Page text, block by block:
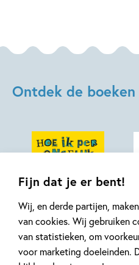
Fijn dat je er bent!
Wij, en derde partijen,
van cookies. Wij gebruiken
van statistieken, om
voor marketing doeleinden.
Ontdek de boeken
Hardcover 15